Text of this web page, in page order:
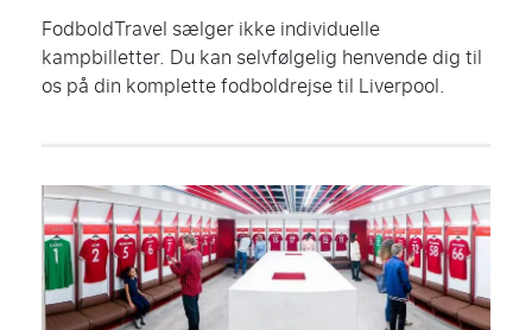
FodboldTravel sælger ikke individuelle
kampbilletter. Du kan selvfølgelig henvende dig til
os på din komplette fodboldrejse til Liverpool.